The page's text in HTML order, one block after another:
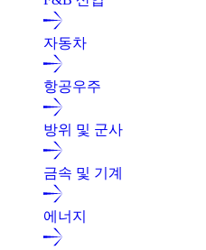
자동차
항공우주
방위 및 군사
금속 및 기계
에너지